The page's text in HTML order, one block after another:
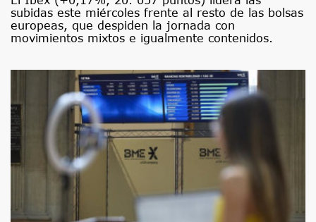
subidas este miércoles frente al resto de las bolsas
europeas, que despiden la jornada con
movimientos mixtos e igualmente contenidos.